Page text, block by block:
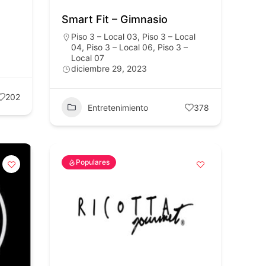
202
Smart Fit – Gimnasio
Piso 3 – Local 03, Piso 3 – Local
04, Piso 3 – Local 06, Piso 3 –
Local 07
diciembre 29, 2023
Entretenimiento 378
Populares